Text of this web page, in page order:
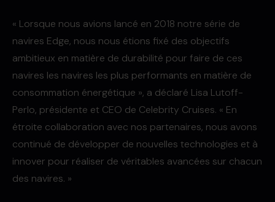
« Lorsque nous avions lancé en 2018 notre série de
navires Edge, nous nous étions fixé des objectifs
ambitieux en matière de durabilité pour faire de ces
navires les navires les plus performants en matière de
consommation énergétique », a déclaré Lisa Lutoff-
Perlo, présidente et CEO de Celebrity Cruises. « En
étroite collaboration avec nos partenaires, nous avons
continué de développer de nouvelles technologies et à
innover pour réaliser de véritables avancées sur chacun
des navires. »